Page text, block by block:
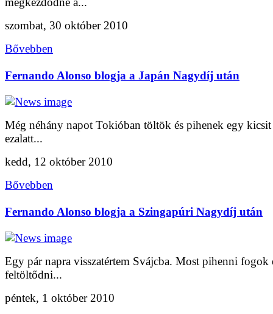
szombat, 30 október 2010
Bővebben
Fernando Alonso blogja a Japán Nagydíj után
Még néhány napot Tokióban töltök és pihenek egy kicsit
ezalatt...
kedd, 12 október 2010
Bővebben
Fernando Alonso blogja a Szingapúri Nagydíj után
Egy pár napra visszatértem Svájcba. Most pihenni fogok
feltöltődni...
péntek, 1 október 2010